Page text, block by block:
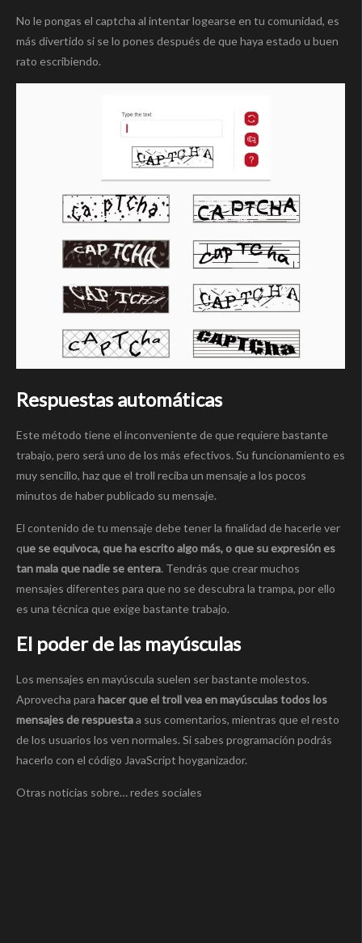
No le pongas el captcha al intentar logearse en tu comunidad, es
más divertido si se lo pones después de que haya estado u buen
rato escribiendo.
Respuestas automáticas
Este método tiene el inconveniente de que requiere bastante
trabajo, pero será uno de los más efectivos. Su funcionamiento es
muy sencillo, haz que el troll reciba un mensaje a los pocos
minutos de haber publicado su mensaje.
El contenido de tu mensaje debe tener la finalidad de hacerle ver
que se equivoca, que ha escrito algo más, o que su expresión es
tan mala que nadie se entera. Tendrás que crear muchos
mensajes diferentes para que no se descubra la trampa, por ello
es una técnica que exige bastante trabajo.
El poder de las mayúsculas
Los mensajes en mayúscula suelen ser bastante molestos.
Aprovecha para hacer que el troll vea en mayúsculas todos los
mensajes de respuestaa sus comentarios, mientras que el resto
de los usuarios los ven normales. Si sabes programación podrás
hacerlo con el código JavaScript hoyganizador.
Otras noticias sobre… redes sociales